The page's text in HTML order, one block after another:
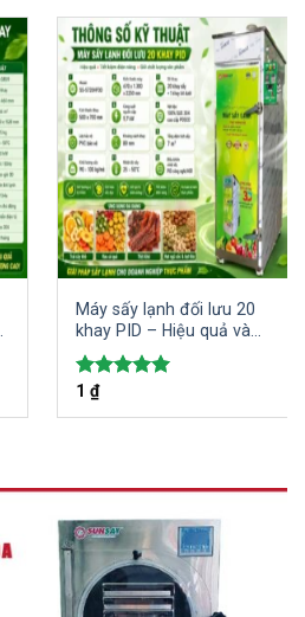
Máy sấy lạnh đối lưu 20
khay PID – Hiệu quả và
tiết kiệm điện năng trong
sấy khô thực phẩm
Được xếp
1 ₫